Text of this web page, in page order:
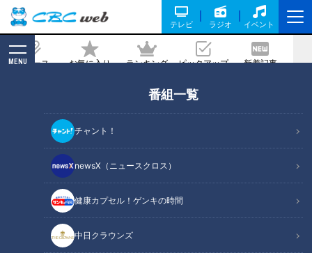
テレビ ラジオ イベント
ニュース お気に入り ランキング ピックアップ 新着記事
MENU
番組一覧
チャント！
newsX（ニュースクロス）
健康カプセル！ゲンキの時間
中日クラウンズ
(31)に聞く！自称“ひねくれ者”がたどり
着いた…まさかの中日クラウンズ攻略法
とは？
2025/04/20 06:03